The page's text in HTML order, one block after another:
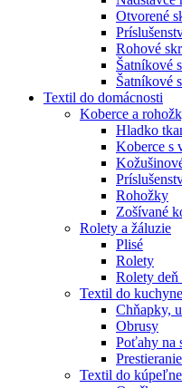
Otvorené
Rohové
Šatníkové
Šatníkové
Textil do domácnosti
Koberce a
Hladko
Koberce s
Rohožky
Zošívané
Rolety a žáluzie
Plisé
Rolety
Rolety deň
Textil do kuchyne
Chňapky,
Obrusy
Poťahy na
Prestieranie
Textil do kúpeľne